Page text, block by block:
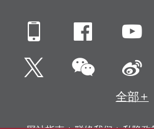
Mobile
Twitter微信
全部